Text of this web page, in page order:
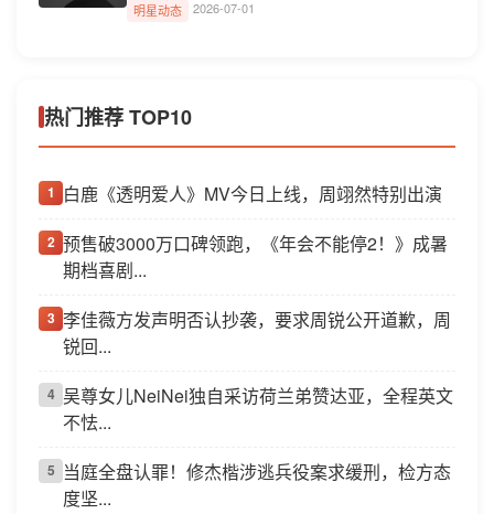
明星动态 2026-07-01
热门推荐 TOP10
1 白鹿《透明爱人》MV今日上线，周翊然特别出演
2 预售破3000万口碑领跑，《年会不能停2！》成暑
期档喜剧...
3 李佳薇方发声明否认抄袭，要求周锐公开道歉，周
锐回...
4 吴尊女儿NeiNei独自采访荷兰弟赞达亚，全程英文
不怯...
5 当庭全盘认罪！修杰楷涉逃兵役案求缓刑，检方态
度坚...